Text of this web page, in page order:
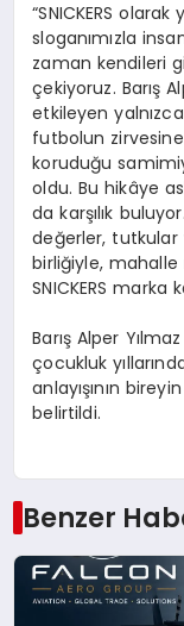
“SNICKERS olarak
sloganımızla
zaman kendileri
çekiyoruz. Barış
etkileyen
futbolun
koruduğu
oldu. Bu hikâye
da karşılık
değerler, tutkular
birliğiyle,
SNICKERS
Barış Alper
çocukluk
anlayışının
belirtildi.
Benzer